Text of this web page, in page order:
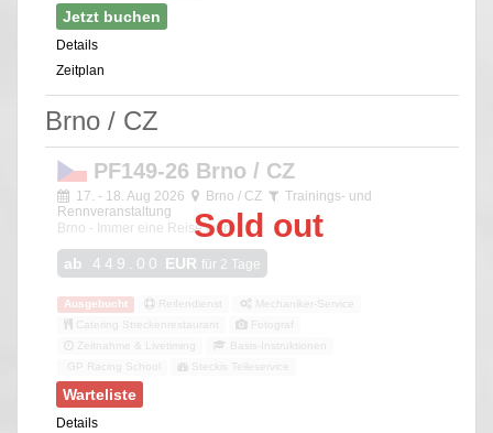
Jetzt buchen
Details
Zeitplan
Brno / CZ
Sold out
PF149-26 Brno / CZ
17. - 18. Aug 2026 Brno / CZ
Trainings- und
Rennveranstaltung
Brno - Immer eine Reise wert!
ab 449.00 EUR für 2 Tage
Ausgebucht Reifendienst
Mechaniker-Service
Catering Streckenrestaurant
Fotograf
Zeitnahme & Livetiming
Basis-Instruktionen
GP Racing School
Steckis Teileservice
Warteliste
Details